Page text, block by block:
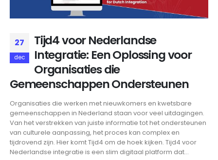
27
dec
Tijd4 voor Nederlandse
Integratie: Een Oplossing voor
Organisaties die
Gemeenschappen Ondersteunen
Organisaties die werken met nieuwkomers en kwetsbare
gemeenschappen in Nederland staan voor veel uitdagingen.
Van het verstrekken van juiste informatie tot het ondersteunen
van culturele aanpassing, het proces kan complex en
tijdrovend zijn. Hier komt Tijd4 om de hoek kijken. Tijd4 voor
Nederlandse integratie is een slim digitaal platform dat...